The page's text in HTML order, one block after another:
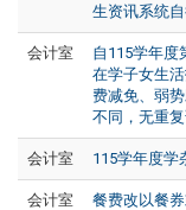
生资讯系统自
会计室
自115学年度
在学子女生
费减免、弱
不同，无重复
会计室 115学年度学
会计室
餐费改以餐